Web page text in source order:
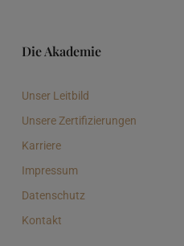
Die Akademie
Unser Leitbild
Unsere Zertifizierungen
Karriere
Impressum
Datenschutz
Kontakt